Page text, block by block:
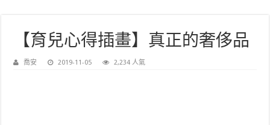
【育兒心得插畫】真正的奢侈品
喬安 2019-11-05 2,234 人氣